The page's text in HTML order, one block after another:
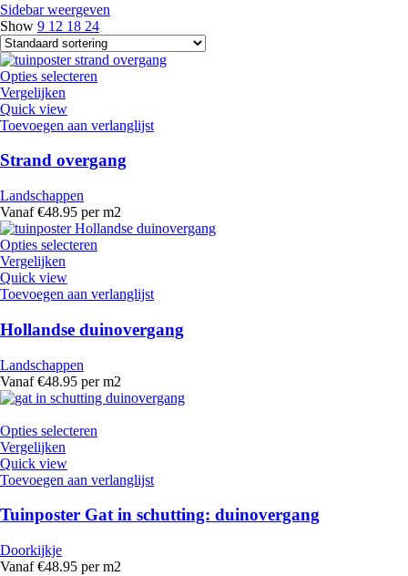
Sidebar weergeven
Show 9 12 18 24
Opties selecteren
Vergelijken
Quick view
Toevoegen aan verlanglijst
Strand overgang
Landschappen
Vanaf €48.95 per m2
Opties selecteren
Vergelijken
Quick view
Toevoegen aan verlanglijst
Hollandse duinovergang
Landschappen
Vanaf €48.95 per m2
Opties selecteren
Vergelijken
Quick view
Toevoegen aan verlanglijst
Tuinposter Gat in schutting: duinovergang
Doorkijkje
Vanaf €48.95 per m2